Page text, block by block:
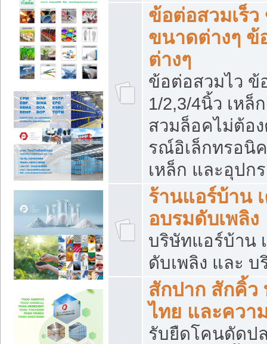
ข้อต่อสวมเร็
ขนาดต่างๆ ข้
ต่างๆ
ข้อต่อสวมไว ข้
1/2,3/4นิ้ว เหล็
สวมล็อคไม่ต้อ
รณ์อิเล็กทรอนิ
เหล็ก และอุปก
ร้านแอร์บ้าน
อบรมดับเพลิง
บริษัทแอร์บ้าน
ดับเพลิง และ
สักปาก สักคิ้
ไทย และควา
รับยืดโคนดัดป